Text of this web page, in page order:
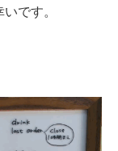
です。